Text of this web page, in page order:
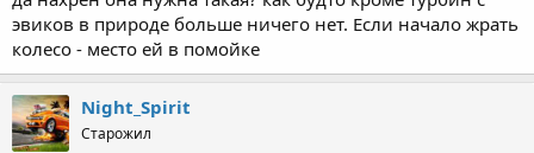
эвиков в природе больше ничего нет. Если начало жрать
колесо - место ей в помойке
Night_Spirit
Старожил